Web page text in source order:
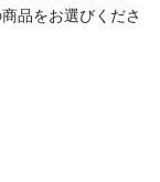
品をお選びくださ